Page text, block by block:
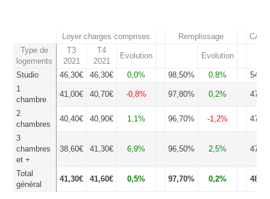
Loyer charges comprises Remplissage
CA
Type de
logements
T3
2021
T4
2021
Evolution Evolution
Studio 46,30€ 46,30€ 0,0% 98,50% 0,8%
547€
1
chambre
41,00€ 40,70€ -0,8% 97,80% 0,2% 478€
2
chambres
40,40€ 40,90€ 1,1% 96,70% -1,2% 475€
3
chambres
et +
38,60€ 41,30€ 6,9% 96,50% 2,5% 478€
Total
général
41,30€ 41,60€ 0,5% 97,70% 0,2% 487€